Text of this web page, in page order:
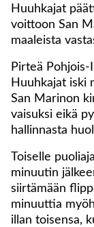
Huuhkajat
voittoon San
maaleista
Pirteä
Huuhkajat iski
San Marinon
vaisuksi eikä
hallinnasta
Toiselle
minuutin
siirtämään
minuuttia
illan toisensa,